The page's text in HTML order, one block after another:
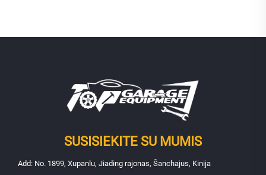
SUSISIEKITE SU MUMIS
Add: No. 1899, Xupanlu, Jiading rajonas, Šanchajus, Kinija